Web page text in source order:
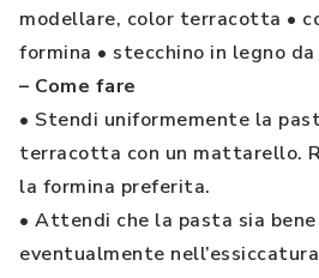
modellare, color terracotta •
formina • stecchino in legno
– Come fare
• Stendi uniformemente la
terracotta con un mattarello.
la formina preferita.
• Attendi che la pasta sia
eventualmente